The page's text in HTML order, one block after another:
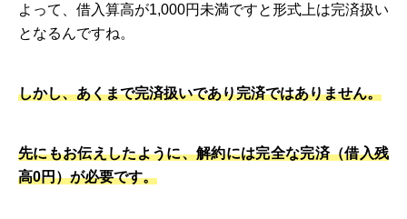
よって、借入算高が1,000円未満ですと形式上は完済扱い
となるんですね。
しかし、あくまで完済扱いであり完済ではありません。
先にもお伝えしたように、解約には完全な完済（借入残
高0円）が必要です。